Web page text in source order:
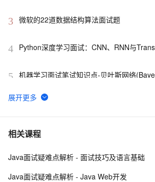
3 微软的22道数据结构算法面试题
4 Python深度学习面试：CNN、RNN与
5 机器学习面试笔试知识点-贝叶斯网络
6 10年Java面试总结：Java程序员面试必备
7 给面试官上一课：HTTPS是先进行TCP三次
8 揭秘CSS布局神器：vw/vh、rem、%与px
相关课程
Java面试疑难点解析 - 面试技巧及语言基础
Java面试疑难点解析 - Java Web开发